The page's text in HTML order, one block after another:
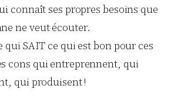
connaît ses propres besoins que
ne veut écouter.
qui SAIT ce qui est bon pour ces
cons qui entreprennent, qui
qui produisent !